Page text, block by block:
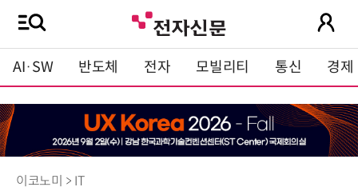
AI·SW 반도체 전자 모빌리티 통신 경제
이코노미 > IT